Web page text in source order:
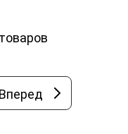
Вперед